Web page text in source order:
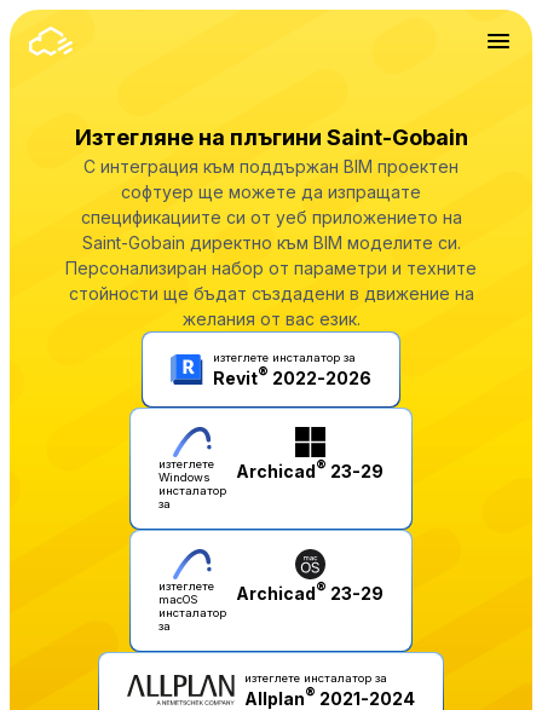
Изтегляне на плъгини Saint-Gobain
С интеграция към поддържан BIM проектен
софтуер ще можете да изпращате
спецификациите си от уеб приложението на
Saint-Gobain директно към BIM моделите си.
Персонализиран набор от параметри и техните
стойности ще бъдат създадени в движение на
желания от вас език.
изтеглете инсталатор за
Revit® 2022-2026
изтеглете
Windows
инсталатор
за
Archicad® 23-29
изтеглете
macOS
инсталатор
за
Archicad® 23-29
изтеглете инсталатор за
Allplan® 2021-2024